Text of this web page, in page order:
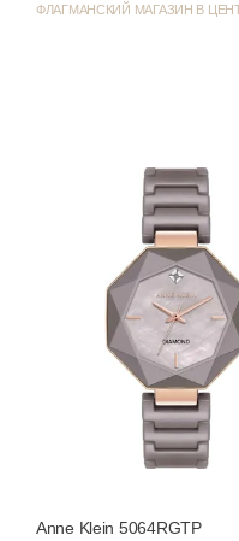
ФЛАГМАНСКИЙ МАГАЗИН В
Anne Klein 5064RGTP